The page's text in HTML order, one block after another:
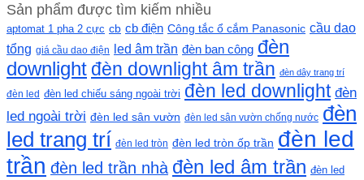
Sản phẩm được tìm kiếm nhiều
aptomat 1 pha 2 cực cb cb điện Công tắc ổ cắm Panasonic cầu dao
tổng giá cầu dao điện led âm trần đèn ban công đèn
downlight đèn downlight âm trần đèn dây trang trí
đèn led đèn led chiếu sáng ngoài trời đèn led downlight đèn
led ngoài trời đèn led sân vườn đèn led sân vườn chống nước đèn
led trang trí đèn led tròn đèn led tròn ốp trần đèn led
trần đèn led trần nhà đèn led âm trần đèn led